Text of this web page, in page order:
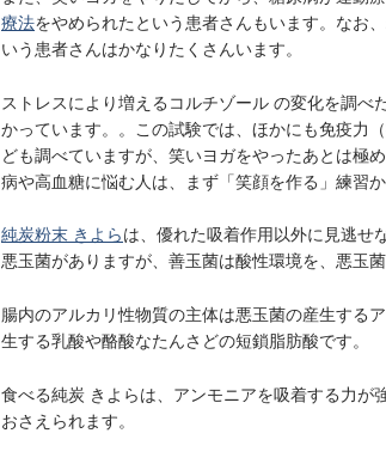
療法をやめられたという患者さんもいます。なお
いう患者さんはかなりたくさんいます。
ストレスにより増えるコルチゾール の変化を調
かっています。。この試験では、ほかにも免疫力
ども調べていますが、笑いヨガをやったあとは極
病や高血糖に悩む人は、まず「笑顔を作る」練習か
純炭粉末 きよらは、優れた吸着作用以外に見逃せ
悪玉菌がありますが、善玉菌は酸性環境を、悪玉
腸内のアルカリ性物質の主体は悪玉菌の産生する
生する乳酸や酪酸なたんさどの短鎖脂肪酸です。
食べる純炭 きよらは、アンモニアを吸着する力
おさえられます。